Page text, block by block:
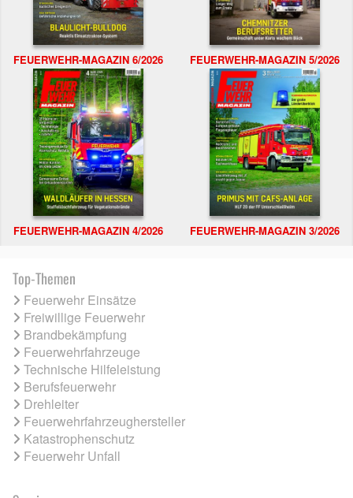
FEUERWEHR-MAGAZIN 6/2026 FEUERWEHR-MAGAZIN 5/2026
FEUERWEHR-MAGAZIN 4/2026 FEUERWEHR-MAGAZIN 3/2026
Top-Themen
Feuerwehr Einsätze
Freiwillige Feuerwehr
Brandbekämpfung
Feuerwehrfahrzeuge
Technische Hilfeleistung
Berufsfeuerwehr
Drehleiter
Feuerwehrfahrzeughersteller
Katastrophenschutz
Feuerwehr Unfall